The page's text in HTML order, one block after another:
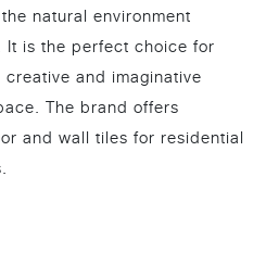
natural environment
is the perfect choice for
and imaginative
The brand offers
and wall tiles for residential